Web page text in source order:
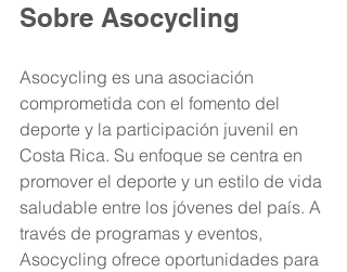
Sobre Asocycling
Asocycling es una asociación
comprometida con el fomento del
deporte y la participación juvenil en
Costa Rica. Su enfoque se centra en
promover el deporte y un estilo de vida
saludable entre los jóvenes del país. A
través de programas y eventos,
Asocycling ofrece oportunidades para